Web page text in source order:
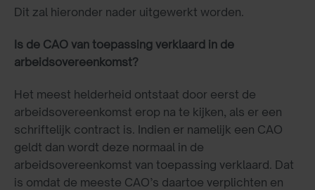
Dit zal hieronder nader uitgewerkt worden.
Is de CAO van toepassing verklaard in de
arbeidsovereenkomst?
Het meest helderheid ontstaat door eerst de
arbeidsovereenkomst erop na te kijken, als er een
schriftelijk contract is. Indien er namelijk een CAO
geldt dan wordt deze normaal in de
arbeidsovereenkomst van toepassing verklaard. Dat
is omdat de meeste CAO’s daartoe verplichten en